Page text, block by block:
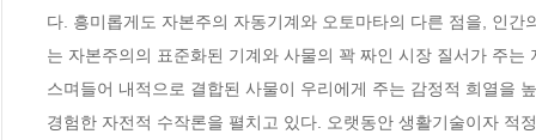
다. 흥미롭게도 자본주의 자동기계와 오토마타의 다른 점을, 인
는 자본주의의 표준화된 기계와 사물의 꽉 짜인 시장 질서가 주
스며들어 내적으로 결합된 사물이 우리에게 주는 감정적 희열을
경험한 자전적 수작론을 펼치고 있다. 오랫동안 생활기술이자